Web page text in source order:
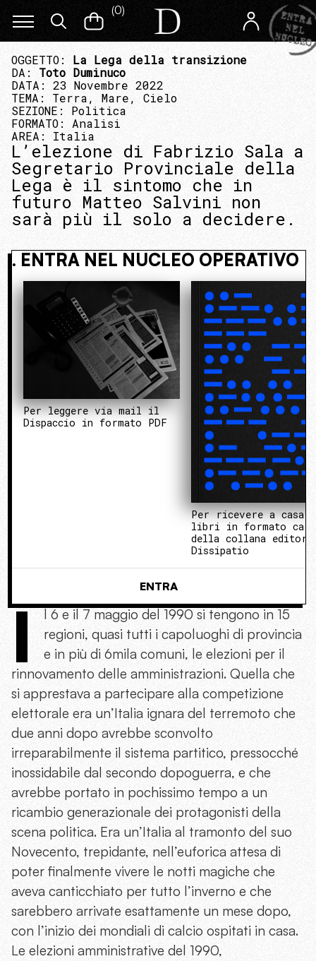
(0)
OGGETTO: La Lega della transizione
DA: Toto Duminuco
DATA: 23 Novembre 2022
TEMA: Terra, Mare, Cielo
SEZIONE: Politica
FORMATO: Analisi
AREA: Italia
L’elezione di Fabrizio Sala a
Segretario Provinciale della
Lega è il sintomo che in
futuro Matteo Salvini non
sarà più il solo a decidere.
ENTRA NEL NUCLEO
Per leggere via mail il
Dispaccio in formato PDF
Per ricevere a casa i
libri in formato
della collana
Dissipatio
ENTRA
I
l 6 e il 7 maggio del 1990 si tengono in 15
regioni, quasi tutti i capoluoghi di provincia
e in più di 6mila comuni, le elezioni per il
rinnovamento delle amministrazioni. Quella che
si apprestava a partecipare alla competizione
elettorale era un’Italia ignara del terremoto che
due anni dopo avrebbe sconvolto
irreparabilmente il sistema partitico, pressocché
inossidabile dal secondo dopoguerra, e che
avrebbe portato in pochissimo tempo a un
ricambio generazionale dei protagonisti della
scena politica. Era un’Italia al tramonto del suo
Novecento, trepidante, nell’euforica attesa di
poter finalmente vivere le notti magiche che
aveva canticchiato per tutto l’inverno e che
sarebbero arrivate esattamente un mese dopo,
con l’inizio dei mondiali di calcio ospitati in casa.
Le elezioni amministrative del 1990,